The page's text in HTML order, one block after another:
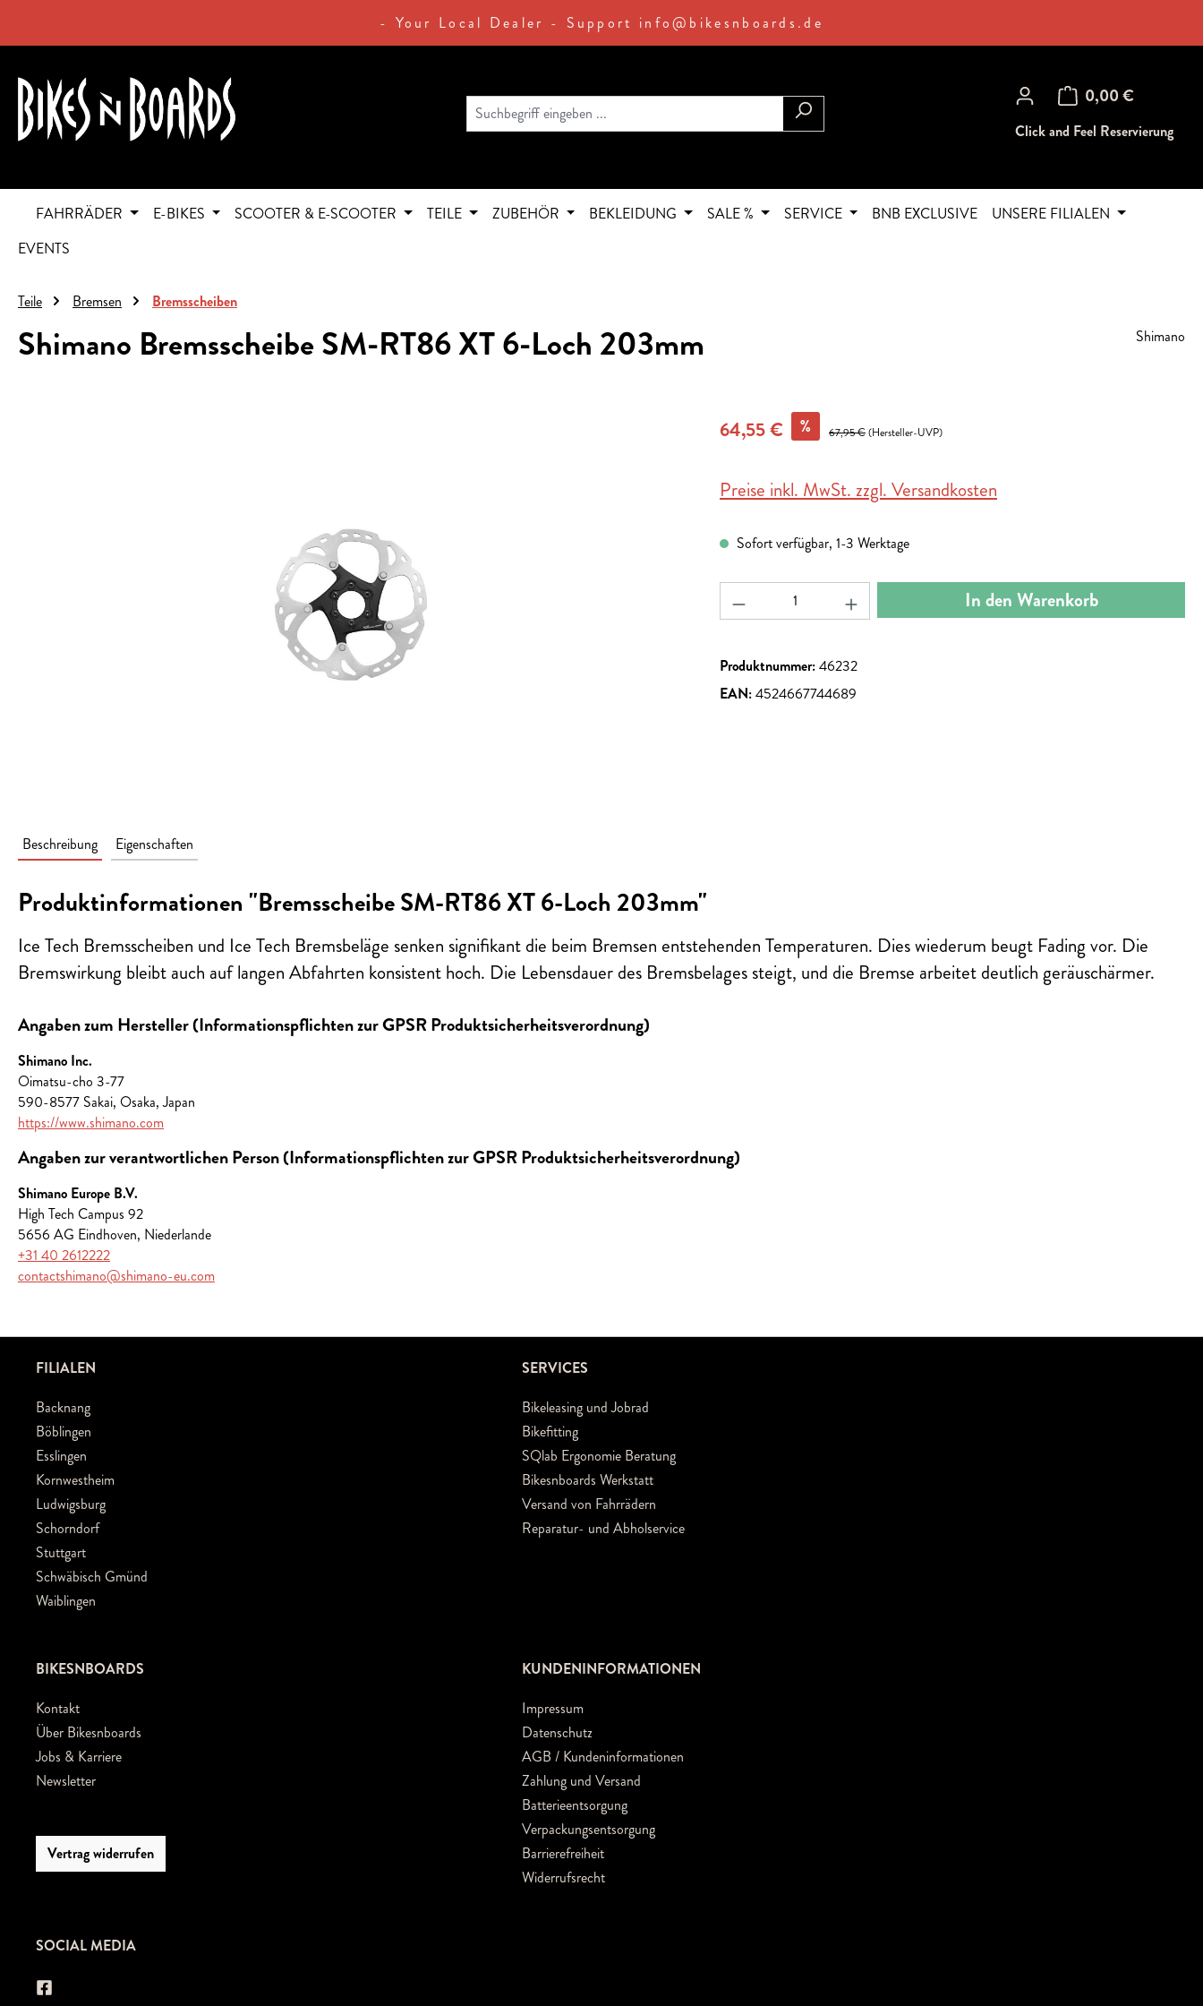
- Your Local Dealer - Support info@bikesnboards.de
0,00 €
Warenkorb enthält 0
Click and Feel Reservierung
FAHRRÄDER E-BIKES SCOOTER & E-SCOOTER TEILE ZUBEHÖR BEKLEIDUNG SALE % SERVICE BNB EXCLUSIVE
UNSERE FILIALEN
EVENTS
Teile Bremsen Bremsscheiben
Shimano Bremsscheibe SM-RT86 XT 6-Loch 203mm Shimano
64,55 € % 67,95 €(Hersteller-UVP)
Preise inkl. MwSt. zzgl. Versandkosten
Sofort verfügbar, 1-3 Werktage
Produkt Anzahl: Gib den gewünschten Wert ein oder
In den Warenkorb
Produktnummer:46232
EAN:4524667744689
Beschreibung Eigenschaften
Produktinformationen "Bremsscheibe SM-RT86 XT 6-Loch 203mm"
Ice Tech Bremsscheiben und Ice Tech Bremsbeläge senken signifikant die beim Bremsen entstehenden Temperaturen. Dies wiederum beugt Fading vor. Die
Bremswirkung bleibt auch auf langen Abfahrten konsistent hoch. Die Lebensdauer des Bremsbelages steigt, und die Bremse arbeitet deutlich geräuschärmer.
Angaben zum Hersteller (Informationspflichten zur GPSR Produktsicherheitsverordnung)
Shimano Inc.
Oimatsu-cho 3-77
590-8577 Sakai, Osaka, Japan
https://www.shimano.com
Angaben zur verantwortlichen Person (Informationspflichten zur GPSR Produktsicherheitsverordnung)
Shimano Europe B.V.
High Tech Campus 92
5656 AG Eindhoven, Niederlande
+31 40 2612222
contactshimano@shimano-eu.com
FILIALEN
Backnang
Böblingen
Esslingen
Kornwestheim
Ludwigsburg
Schorndorf
Stuttgart
Schwäbisch Gmünd
Waiblingen
SERVICES
Bikeleasing und Jobrad
Bikefitting
SQlab Ergonomie Beratung
Bikesnboards Werkstatt
Versand von Fahrrädern
Reparatur- und Abholservice
BIKESNBOARDS
Kontakt
Über Bikesnboards
Jobs & Karriere
Newsletter
Vertrag widerrufen
KUNDENINFORMATIONEN
Impressum
Datenschutz
AGB / Kundeninformationen
Zahlung und Versand
Batterieentsorgung
Verpackungsentsorgung
Barrierefreiheit
Widerrufsrecht
SOCIAL MEDIA